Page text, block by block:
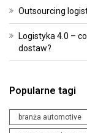
Outsourcing
Logistyka 4.0 –
dostaw?
Popularne tagi
branża automotive